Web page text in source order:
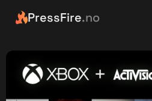
PressFire.no